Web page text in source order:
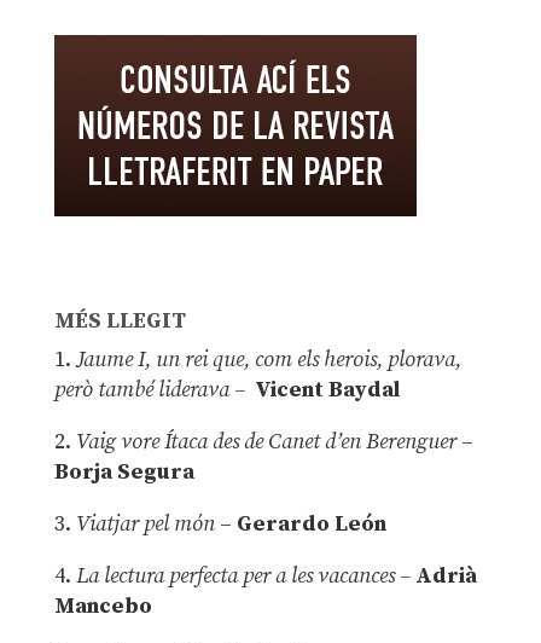
MÉS LLEGIT
1.Jaume I, un rei que, com els herois, plorava,
però també liderava – Vicent Baydal
2. Vaig vore Ítaca des de Canet d’en Berenguer–
Borja Segura
3. Viatjar pel món – Gerardo León
4. La lectura perfecta per a les vacances –Adrià
Mancebo